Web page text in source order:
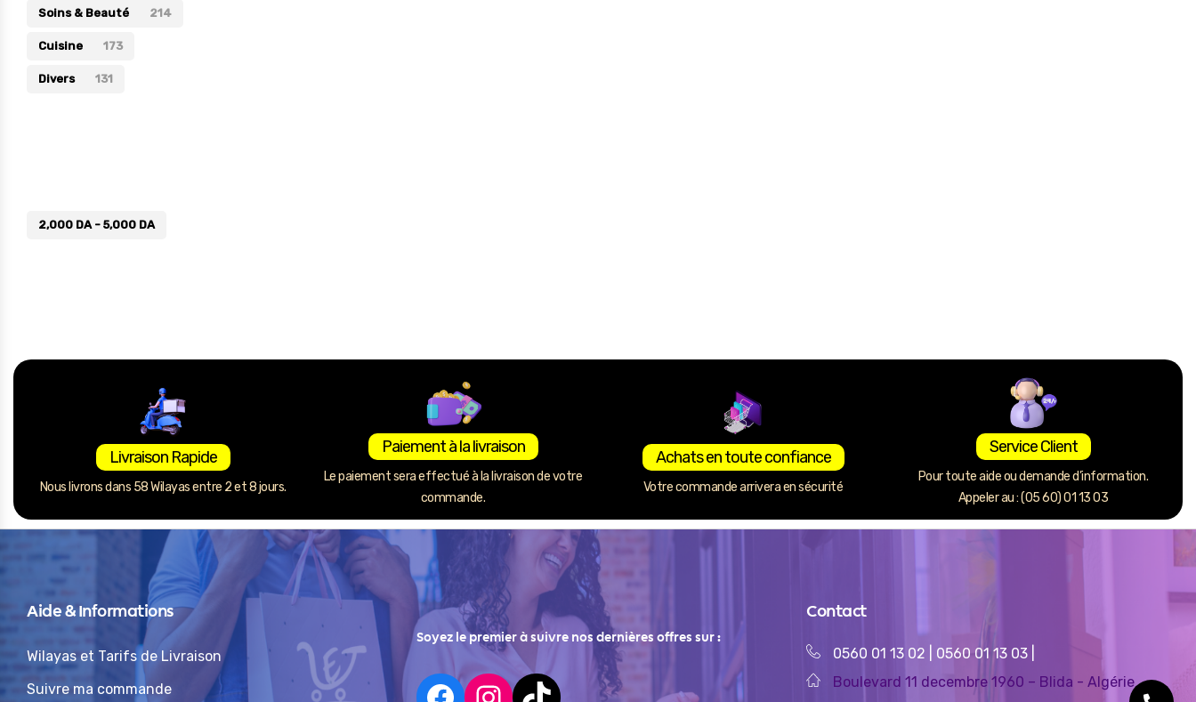
Soins & Beauté 214
Cuisine 173
Divers 131
2,000 DA- 5,000 DA
Livraison Rapide
Nous livrons dans 58 Wilayas entre 2 et 8 jours.
Paiement à la livraison
Le paiement sera effectué à la livraison de votre
commande.
Achats en toute confiance
Votre commande arrivera en sécurité
Service Client
Pour toute aide ou demande d’information.
Appeler au : (05 60) 01 13 03
Aide & Informations
Wilayas et Tarifs de Livraison
Suivre ma commande
Soyez le premier à suivre nos dernières offres sur :
Contact
0560 01 13 02 0560 01 13 03
Boulevard 11 decembre 1960 – Blida - Algérie